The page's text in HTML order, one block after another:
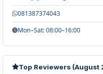
081387374043
Mon–Sat: 08:00–16:00
Top Reviewers (August